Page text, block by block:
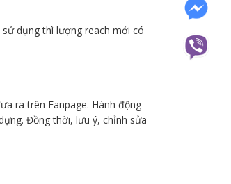
dụng thì lượng reach mới có
ra trên Fanpage. Hành động
Đồng thời, lưu ý, chỉnh sửa